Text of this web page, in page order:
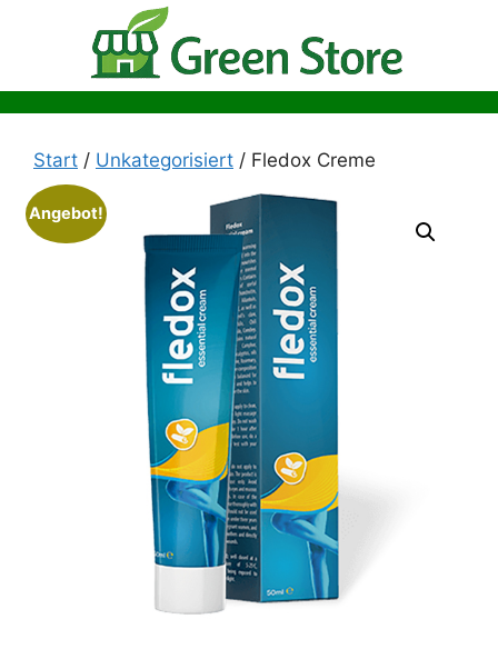
Start / Unkategorisiert / Fledox Creme
Angebot!